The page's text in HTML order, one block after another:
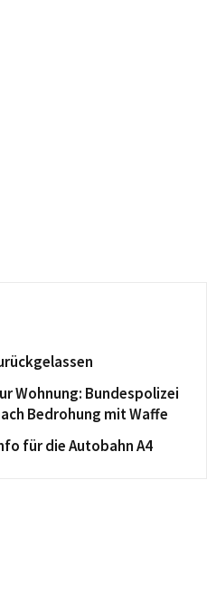
Wohnung: Bundespolizei
Bedrohung mit Waffe
für die Autobahn A4